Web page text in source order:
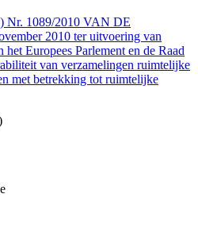
1089/2010 VAN DE
2010 ter uitvoering van
Europees Parlement en de Raad
van verzamelingen ruimtelijke
met betrekking tot ruimtelijke